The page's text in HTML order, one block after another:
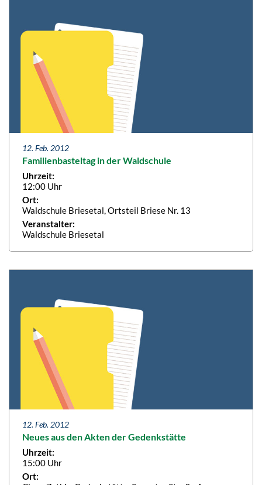
12. Feb. 2012
Familienbasteltag in der Waldschule
Uhrzeit:
12:00 Uhr
Ort:
Waldschule Briesetal, Ortsteil Briese Nr. 13
Veranstalter:
Waldschule Briesetal
12. Feb. 2012
Neues aus den Akten der Gedenkstätte
Uhrzeit:
15:00 Uhr
Ort: